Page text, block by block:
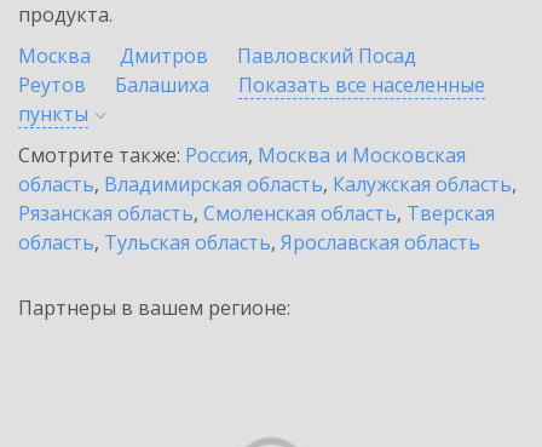
продукта.
Москва
Дмитров
Павловский Посад
Реутов
Балашиха
Показать все населенные
пункты
Смотрите также: Россия, Москва и Московская
область, Владимирская область, Калужская область,
Рязанская область, Смоленская область, Тверская
область, Тульская область, Ярославская область
Партнеры в вашем регионе: